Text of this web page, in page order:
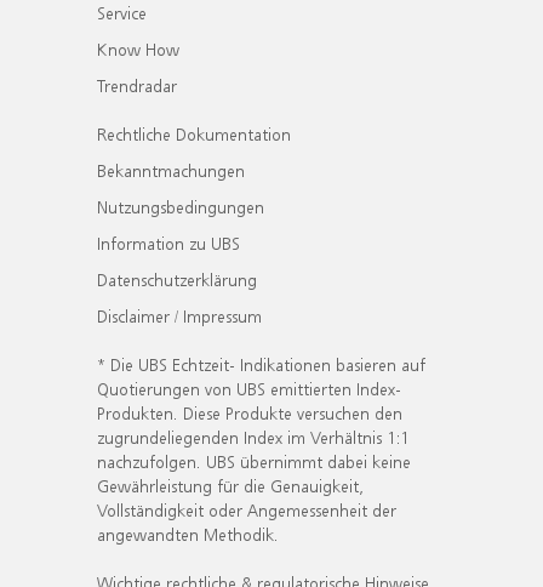
Service
Know How
Trendradar
Rechtliche Dokumentation
Bekanntmachungen
Nutzungsbedingungen
Information zu UBS
Datenschutzerklärung
Disclaimer / Impressum
* Die UBS Echtzeit- Indikationen basieren auf
Quotierungen von UBS emittierten Index-
Produkten. Diese Produkte versuchen den
zugrundeliegenden Index im Verhältnis 1:1
nachzufolgen. UBS übernimmt dabei keine
Gewährleistung für die Genauigkeit,
Vollständigkeit oder Angemessenheit der
angewandten Methodik.